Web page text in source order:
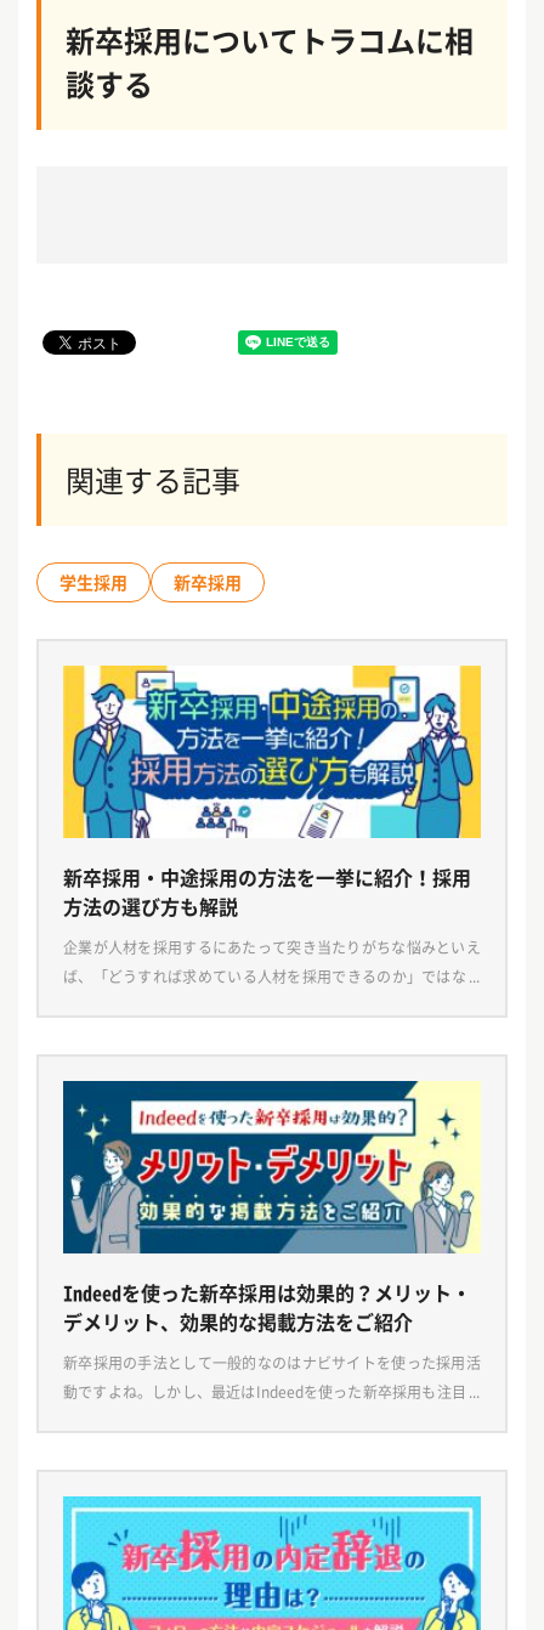
新卒採用についてトラコムに相
談する
関連する記事
学生採用 新卒採用
新卒採用・中途採用の方法を一挙に紹介！採用
方法の選び方も解説
企業が人材を採用するにあたって突き当たりがちな悩みといえ
ば、「どうすれば求めている人材を採用できるのか」ではない
Indeedを使った新卒採用は効果的？メリット・
デメリット、効果的な掲載方法をご紹介
新卒採用の手法として一般的なのはナビサイトを使った採用活
動ですよね。しかし、最近はIndeedを使った新卒採用も注目さ